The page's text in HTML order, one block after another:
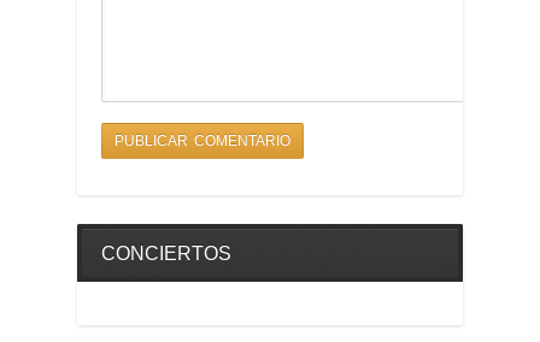
CONCIERTOS